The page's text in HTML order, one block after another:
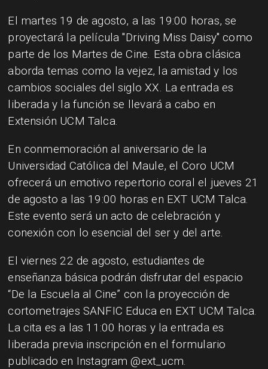
El martes 19 de agosto, a las 19:00 horas, se
proyectará la película "Driving Miss Daisy" como
parte de los Martes de Cine. Esta obra clásica
aborda temas como la vejez, la amistad y los
cambios sociales del siglo XX. La entrada es
liberada y la función se llevará a cabo en
Extensión UCM Talca.
En conmemoración al aniversario de la
Universidad Católica del Maule, el Coro UCM
ofrecerá un emotivo repertorio coral el jueves 21
de agosto a las 19:00 horas en EXT UCM Talca.
Este evento será un acto de celebración y
conexión con lo esencial del ser y del arte.
El viernes 22 de agosto, estudiantes de
enseñanza básica podrán disfrutar del espacio
“De la Escuela al Cine” con la proyección de
cortometrajes SANFIC Educa en EXT UCM Talca.
La cita es a las 11:00 horas y la entrada es
liberada previa inscripción en el formulario
publicado en Instagram @ext_ucm.